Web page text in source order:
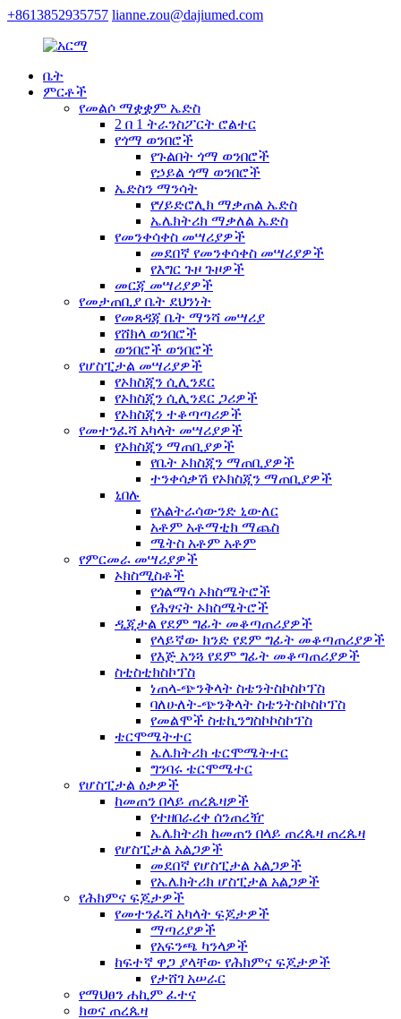
+8613852935757 lianne.zou@dajiumed.com
ቤት
ምርቶች
የመልሶ ማቋቋም ኤድስ
2 በ 1 ትራንስፖርት ሮልተር
የጎማ ወንበሮች
የጉልበት ጎማ ወንበሮች
የኃይል ጎማ ወንበሮች
ኤድስን ማንሳት
የሃይድሮሊክ ማቃጠል ኤድስ
ኤሌክትሪክ ማቃለል ኤድስ
የመንቀሳቀስ መሣሪያዎች
መደበኛ የመንቀሳቀስ መሣሪያዎች
የእግር ጉዞ ጉዞዎች
መርጃ መሣሪያዎች
የመታጠቢያ ቤት ደህንነት
የመጸዳጃ ቤት ማንሻ መሣሪያ
የሸክላ ወንበሮች
ወንበሮች ወንበሮች
የሆስፒታል መሣሪያዎች
የኦክስጂን ሲሊንደር
የኦክስጂን ሲሊንደር ጋሪዎች
የኦክስጂን ተቆጣጣሪዎች
የመተንፈሻ አካላት መሣሪያዎች
የኦክስጂን ማጠቢያዎች
የቤት ኦክስጂን ማጠቢያዎች
ተንቀሳቃሽ የኦክስጂን ማጠቢያዎች
ኒበሉ
የአልትራሳውንድ ኒውለር
አቶም አቶማቲክ ማጨስ
ሜትስ አቶም አቶም
የምርመራ መሣሪያዎች
ኦክስሚስቶች
የጎልማሳ ኦክስሜትሮች
የሕፃናት ኦክስሜትሮች
ዲጂታል የደም ግፊት መቆጣጠሪያዎች
የላይኛው ክንድ የደም ግፊት መቆጣጠሪያዎች
የእጅ አንጓ የደም ግፊት መቆጣጠሪያዎች
ስቲስቲክስኮፕስ
ነጠላ-ጭንቅላት ስቴንትስኮስኮፕስ
ባለሁለት-ጭንቅላት ስቴንትስኮስኮፕስ
የመልሞች ስቴኪንግስኮኮስኮፕስ
ቴርሞሜትተር
ኤሌክትሪክ ቴርሞሜትተር
ግንባሩ ቴርሞሜተር
የሆስፒታል ዕቃዎች
ከመጠን በላይ ጠረጴዛዎች
የተዘበራረቀ ሰንጠረዥ
ኤሌክትሪክ ከመጠን በላይ ጠረጴዛ ጠረጴዛ
የሆስፒታል አልጋዎች
መደበኛ የሆስፒታል አልጋዎች
የኤሌክትሪክ ሆስፒታል አልጋዎች
የሕክምና ፍጆታዎች
የመተንፈሻ አካላት ፍጆታዎች
ማጣሪያዎች
የአፍንጫ ካንላዎች
ከፍተኛ ዋጋ ያላቸው የሕክምና ፍጆታዎች
የታሸገ አሠራር
የማህፀን ሐኪም ፈተና
ክወና ጠረጴዛ